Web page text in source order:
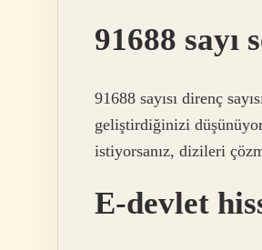
91688 sayı
91688 sayısı direnç
geliştirdiğinizi
istiyorsanız, dizileri
E-devlet